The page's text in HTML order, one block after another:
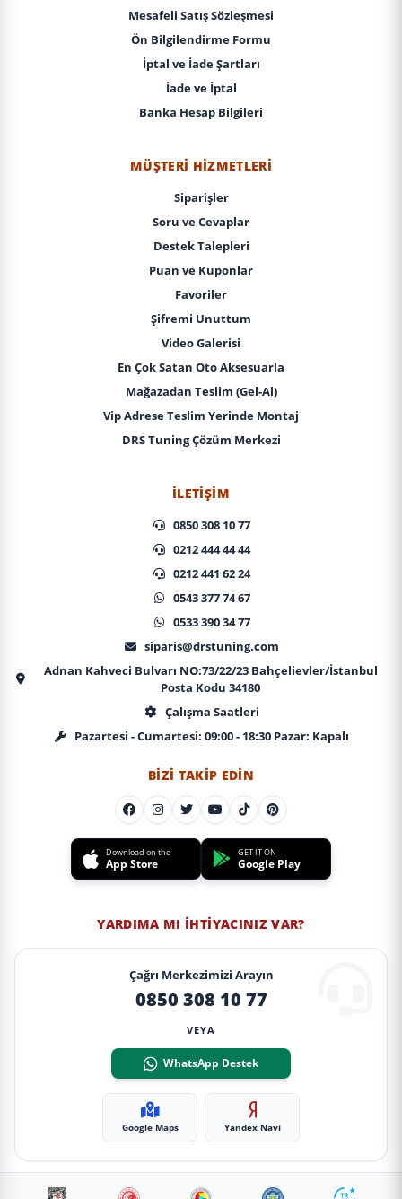
Mesafeli Satış Sözleşmesi
Ön Bilgilendirme Formu
İptal ve İade Şartları
İade ve İptal
Banka Hesap Bilgileri
MÜŞTERI HIZMETLERI
Siparişler
Soru ve Cevaplar
Destek Talepleri
Puan ve Kuponlar
Favoriler
Şifremi Unuttum
Video Galerisi
En Çok Satan Oto Aksesuarla
Mağazadan Teslim (Gel-Al)
Vip Adrese Teslim Yerinde Montaj
DRS Tuning Çözüm Merkezi
İLETIŞIM
0850 308 10 77
0212 444 44 44
0212 441 62 24
0543 377 74 67
0533 390 34 77
siparis@drstuning.com
Adnan Kahveci Bulvarı NO:73/22/23 Bahçelievler/İstanbul
Posta Kodu 34180
Çalışma Saatleri
Pazartesi - Cumartesi: 09:00 - 18:30 Pazar: Kapalı
BIZI TAKIP EDIN
Download on the
App Store
GET IT ON
Google Play
YARDIMA MI İHTIYACINIZ VAR?
Çağrı Merkezimizi Arayın
0850 308 10 77
VEYA
WhatsApp Destek
Google Maps Yandex Navi